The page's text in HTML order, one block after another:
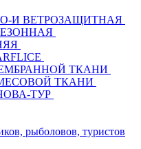
И ВЕТРОЗАЩИТНАЯ
ТКАНИ
ТКАНИ
ТУР
рыболовов, туристов